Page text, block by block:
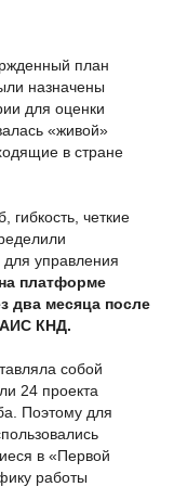
план
назначены
для оценки
«живой»
в стране
четкие
управления
платформе
два месяца после
АИС КНД.
собой
24 проекта
Поэтому для
в «Первой
работы